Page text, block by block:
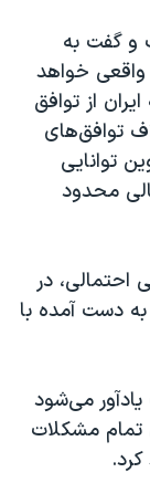
و گفت به
واقعی خواهد
از توافق
توافق‌های
توانایی
محدود
احتمالی، در
به دست آمده با
می‌شود
تمام مشکلات